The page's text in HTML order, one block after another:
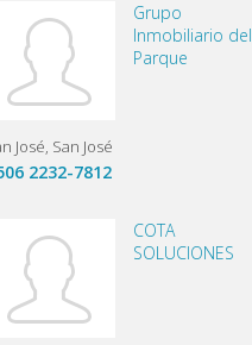
Grupo
Inmobiliario del
Parque
José San José
2232-7812
COTA
SOLUCIONES